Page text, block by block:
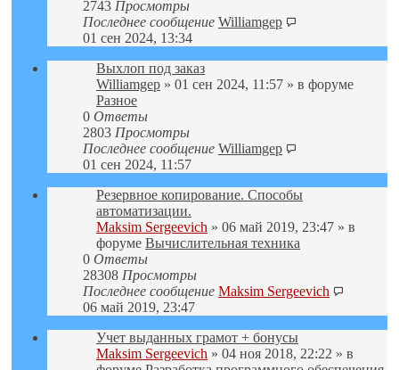
2743 Просмотры
Последнее сообщение Williamgep
01 сен 2024, 13:34
Выхлоп под заказ
Williamgep » 01 сен 2024, 11:57 » в форуме
Разное
0 Ответы
2803 Просмотры
Последнее сообщение Williamgep
01 сен 2024, 11:57
Резервное копирование. Способы
автоматизации.
Maksim Sergeevich » 06 май 2019, 23:47 » в
форуме Вычислительная техника
0 Ответы
28308 Просмотры
Последнее сообщение Maksim Sergeevich
06 май 2019, 23:47
Учет выданных грамот + бонусы
Maksim Sergeevich » 04 ноя 2018, 22:22 » в